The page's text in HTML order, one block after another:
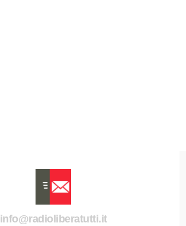
info@radioliberatutti.it